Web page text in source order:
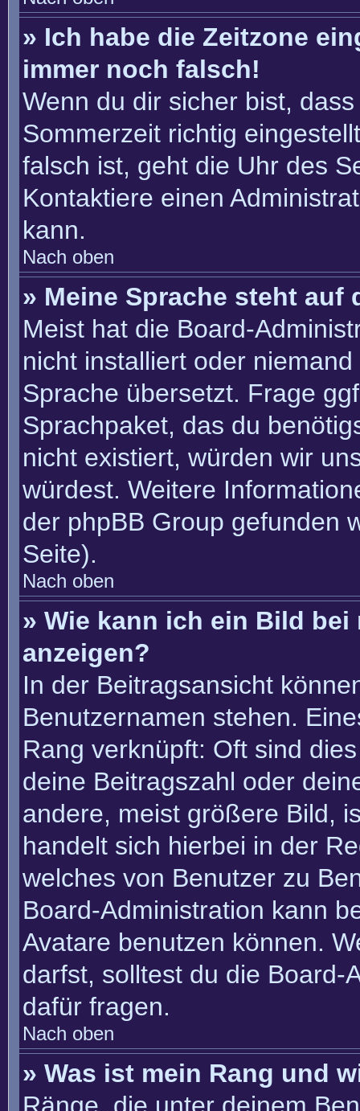
» Ich habe die Zeitzone
immer noch falsch!
Wenn du dir sicher bist,
Sommerzeit richtig
falsch ist, geht die Uhr des
Kontaktiere einen
kann.
Nach oben
» Meine Sprache steht
Meist hat die Board-
nicht installiert oder
Sprache übersetzt. Frage
Sprachpaket, das du
nicht existiert, würden wir
würdest. Weitere
der phpBB Group gefunden
Seite).
Nach oben
» Wie kann ich ein Bild bei
anzeigen?
In der Beitragsansicht
Benutzernamen stehen.
Rang verknüpft: Oft sind
deine Beitragszahl oder
andere, meist größere Bild,
handelt sich hierbei in der
welches von Benutzer zu
Board-Administration kann
Avatare benutzen können.
darfst, solltest du die Board-
dafür fragen.
Nach oben
» Was ist mein Rang und